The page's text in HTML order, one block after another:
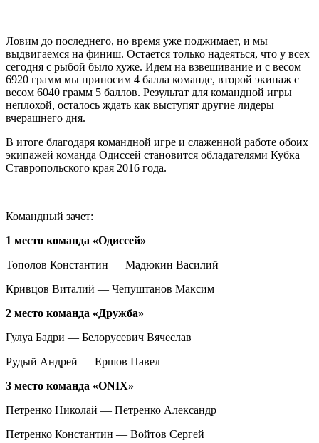
Ловим до последнего, но время уже поджимает, и мы
выдвигаемся на финиш. Остается только надеяться, что у всех
сегодня с рыбой было хуже. Идем на взвешивание и с весом
6920 грамм мы приносим 4 балла команде, второй экипаж с
весом 6040 грамм 5 баллов. Результат для командной игры
неплохой, осталось ждать как выступят другие лидеры
вчерашнего дня.
В итоге благодаря командной игре и слаженной работе обоих
экипажей команда Одиссей становится обладателями Кубка
Ставропольского края 2016 года.
Командный зачет:
1 место команда «Одиссей»
Тополов Константин — Мадюкин Василий
Кривцов Виталий — Чепуштанов Максим
2 место команда «Дружба»
Гулуа Бадри — Белорусевич Вячеслав
Рудый Андрей — Ершов Павел
3 место команда «ONIX»
Петренко Николай — Петренко Александр
Петренко Константин — Войтов Сергей